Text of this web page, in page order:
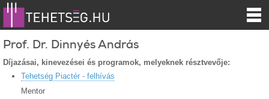
Prof. Dr. Dinnyés András
Díjazásai, kinevezései és programok, melyeknek résztvevője:
Tehetség Piactér - felhívás
Mentor